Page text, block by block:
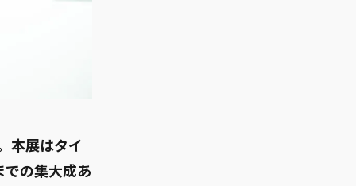
本展はタイ
の集大成あ